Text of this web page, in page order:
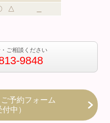
△
ご相談ください
9848
予約フォーム
中）